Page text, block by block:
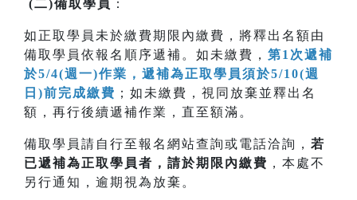
(二)備取學員 ：
如正取學員未於繳費期限內繳費，將釋出名額由
備取學員依報名順序遞補。如未繳費， 第1次遞補
於5/4(週一)作業，遞補為正取學員須於5/10(週
日)前完成繳費 ；如未繳費，視同放棄並釋出名
額，再行後續遞補作業，直至額滿。
備取學員請自行至報名網站查詢或電話洽詢， 若
已遞補為正取學員者，請於期限內繳費 ，本處不
另行通知，逾期視為放棄。